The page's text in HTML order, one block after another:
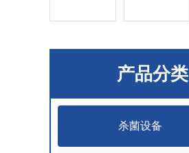
产品分类
杀菌设备